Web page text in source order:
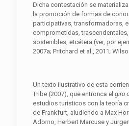
Dicha contestación se
la promoción de formas de
participativas, transformadoras,
comprometidas, trascendentales,
sostenibles, etcétera (ver, por
2007a; Pritchard et al., 2011;
Un texto ilustrativo de esta
Tribe (2007), que entronca el giro
estudios turísticos con la teoría
de Frankfurt, aludiendo a Max
Adorno, Herbert Marcuse y